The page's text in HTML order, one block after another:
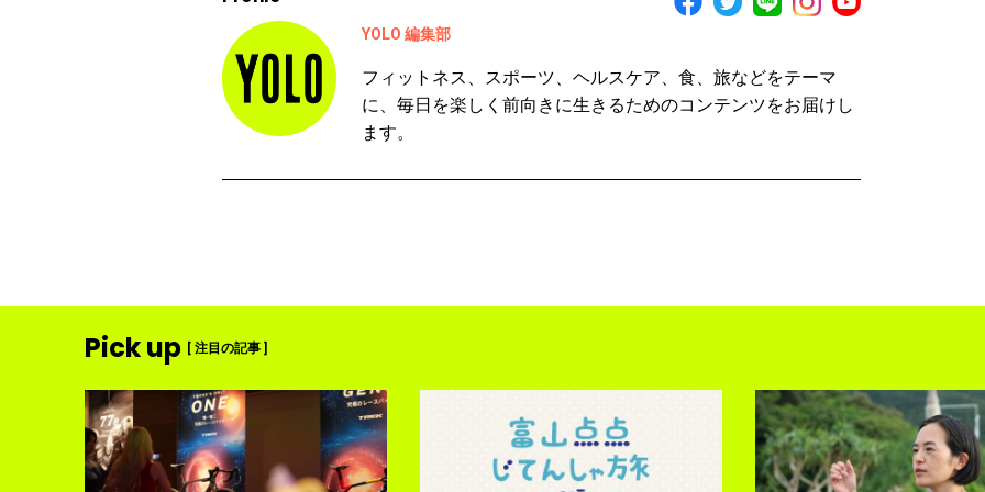
YOLO 編集部
フィットネス、スポーツ、ヘルスケア、食、旅などをテーマ
に、毎日を楽しく前向きに生きるためのコンテンツをお届けし
ます。
Pick up [ 注目の記事 ]